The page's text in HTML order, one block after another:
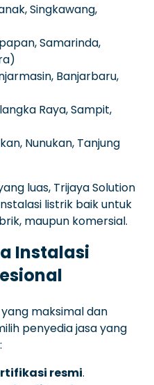
Singkawang,
Samarinda,
Banjarbaru,
Raya, Sampit,
Nunukan, Tanjung
luas, Trijaya Solution
listrik baik untuk
maupun komersial.
Instalasi
maksimal dan
penyedia jasa yang
resmi.